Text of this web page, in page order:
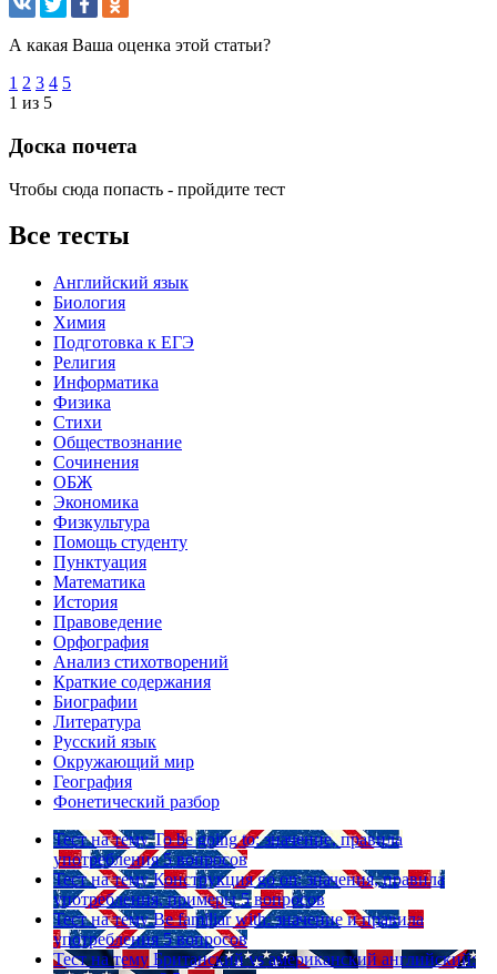
А какая Ваша оценка этой статьи?
1 2 3 4 5
1 из 5
Доска почета
Чтобы сюда попасть - пройдите тест
Все тесты
Английский язык
Биология
Химия
Подготовка к ЕГЭ
Религия
Информатика
Физика
Стихи
Обществознание
Сочинения
ОБЖ
Экономика
Физкультура
Помощь студенту
Пунктуация
Математика
История
Правоведение
Орфография
Анализ стихотворений
Краткие содержания
Биографии
Литература
Русский язык
Окружающий мир
География
Фонетический разбор
Тест на тему To be going to: значение, правила
употребления 5 вопросов
Тест на тему Конструкция go on: значения, правила
употребления, примеры 5 вопросов
Тест на тему Be familiar with: значение и правила
употребления 5 вопросов
Тест на тему Британский vs американский английский: